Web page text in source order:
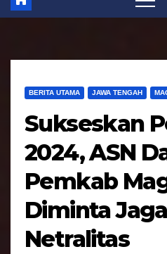
n
BERITA UTAMA JAWA TENGAH
Sukseskan
2024, ASN
Pemkab
Diminta
Netralitas